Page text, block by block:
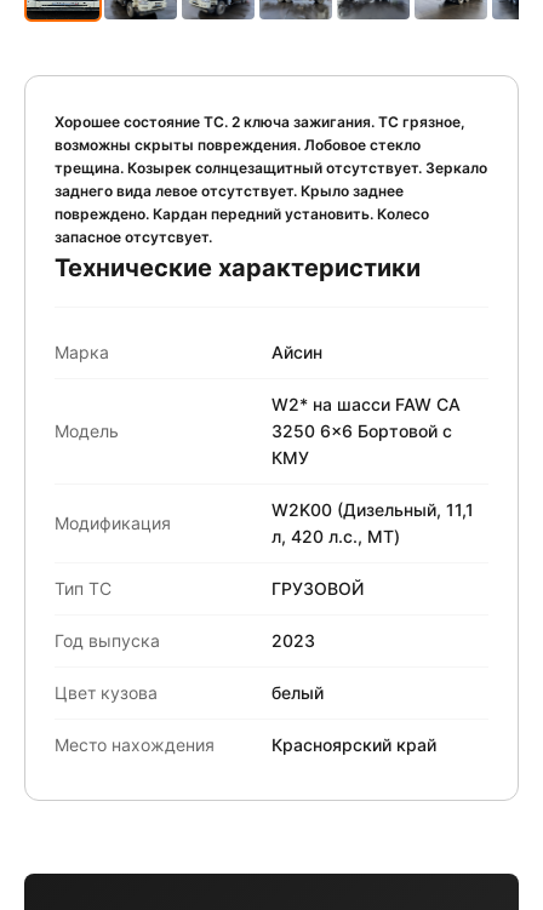
Хорошее состояние ТС. 2 ключа зажигания. ТС грязное,
возможны скрыты повреждения. Лобовое стекло
трещина. Козырек солнцезащитный отсутствует. Зеркало
заднего вида левое отсутствует. Крыло заднее
повреждено. Кардан передний установить. Колесо
запасное отсутсвует.
Технические характеристики
Марка Айсин
Модель
W2* на шасси FAW CA
3250 6x6 Бортовой с
КМУ
Модификация
W2K00 (Дизельный, 11,1
л, 420 л.с., МТ)
Тип ТС ГРУЗОВОЙ
Год выпуска 2023
Цвет кузова белый
Место нахождения Красноярский край